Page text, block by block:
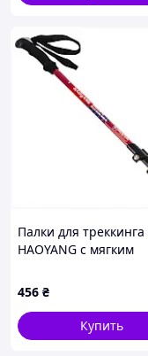
Палки для треккинга
HAOYANG с мягким
9B0B31C091
456 ₴
Купить